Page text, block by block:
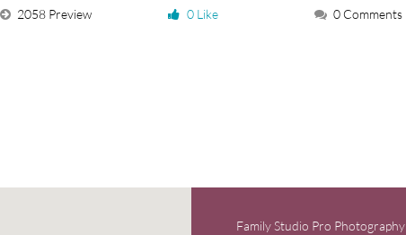
2058 Preview 0 Like 0 Comments
Family Studio Pro Photography